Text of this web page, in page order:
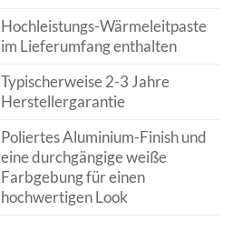
Hochleistungs-Wärmeleitpaste
im Lieferumfang enthalten
Typischerweise 2-3 Jahre
Herstellergarantie
Poliertes Aluminium-Finish und
eine durchgängige weiße
Farbgebung für einen
hochwertigen Look